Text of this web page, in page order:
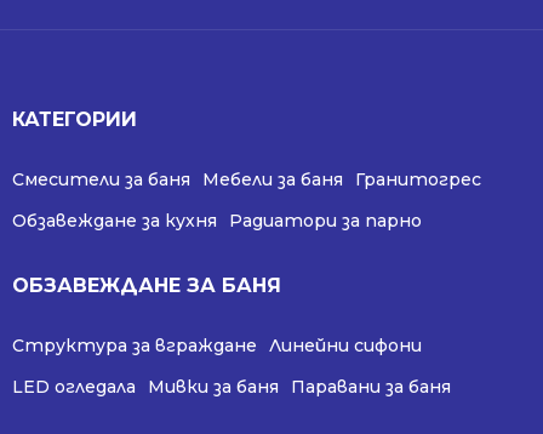
КАТЕГОРИИ
Смесители за баня Мебели за баня
Гранитогрес
Обзавеждане за кухня
Радиатори за парно
ОБЗАВЕЖДАНЕ ЗА БАНЯ
Структура за вграждане
Линейни сифони
LED огледала
Мивки за баня Паравани за баня